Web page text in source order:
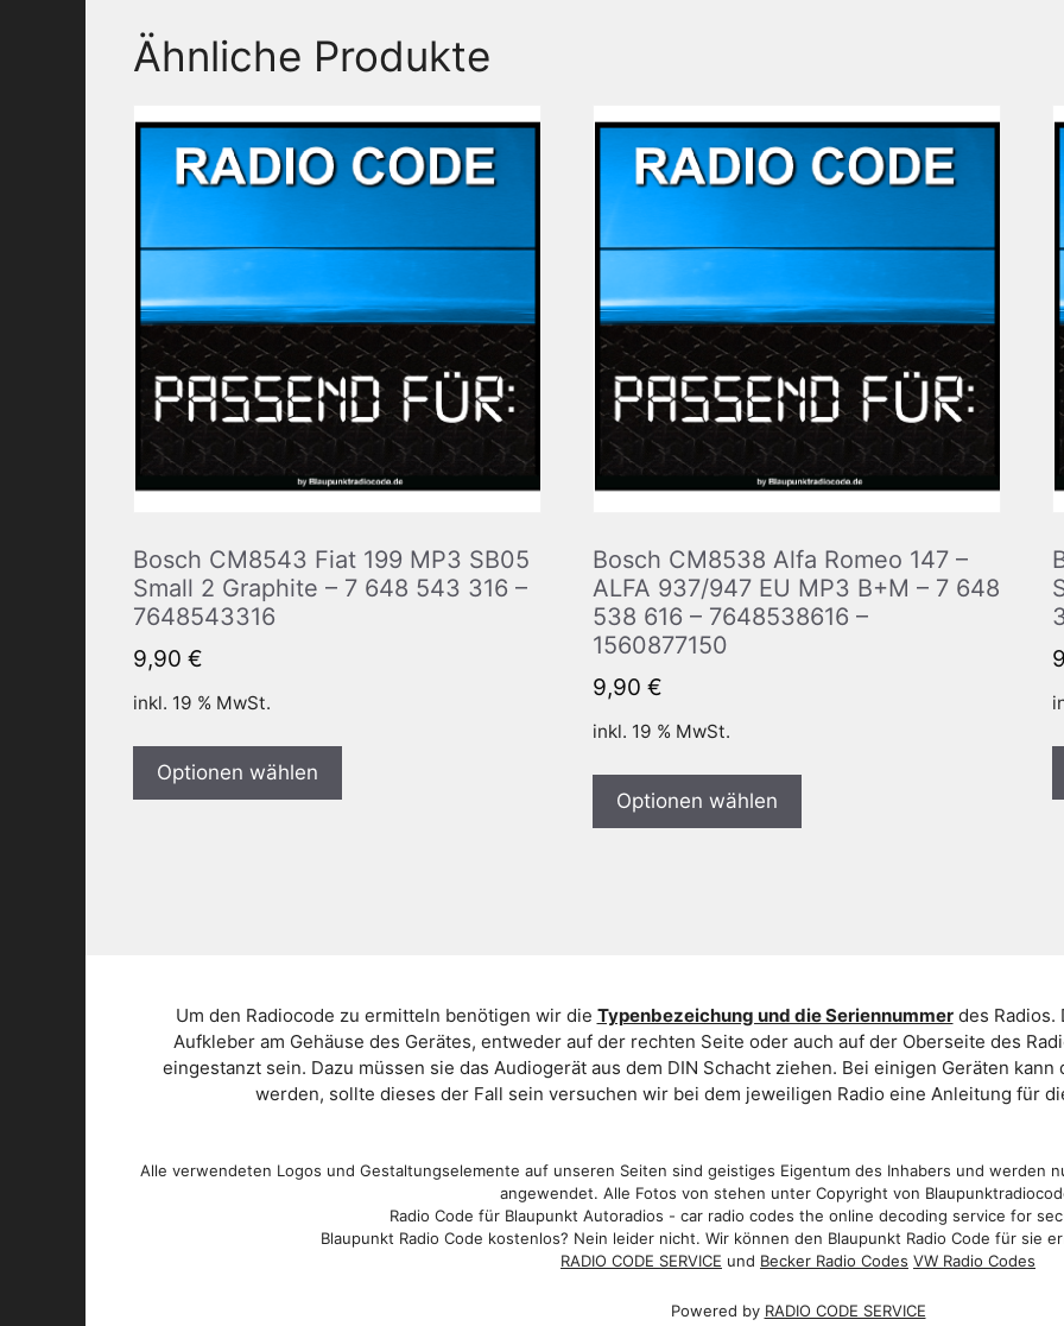
Ähnliche Produkte
Bosch CM8543 Fiat 199 MP3 SB05
Small 2 Graphite – 7 648 543 316 –
7648543316
9,90 €
inkl. 19 % MwSt.
Optionen wählen
Bosch CM8538 Alfa Romeo 147 –
ALFA 937/947 EU MP3 B+M – 7 648
538 616 – 7648538616 –
1560877150
9,90 €
inkl. 19 % MwSt.
Optionen wählen
Um den Radiocode zu ermitteln benötigen wir die Typenbezeichung und die Seriennummerdes Radios.
Aufkleber am Gehäuse des Gerätes, entweder auf der rechten Seite oder auch auf der Oberseite des
eingestanzt sein. Dazu müssen sie das Audiogerät aus dem DIN Schacht ziehen. Bei einigen Geräten
werden, sollte dieses der Fall sein versuchen wir bei dem jeweiligen Radio eine Anleitung für
Alle verwendeten Logos und Gestaltungselemente auf unseren Seiten sind geistiges Eigentum des Inhabers und werden
angewendet. Alle Fotos von stehen unter Copyright von
Radio Code für Blaupunkt Autoradios - car radio codes the online decoding service for
Blaupunkt Radio Code kostenlos? Nein leider nicht. Wir können den Blaupunkt Radio Code für sie
RADIO CODE SERVICE und Becker Radio Codes VW Radio Codes
Powered by RADIO CODE SERVICE